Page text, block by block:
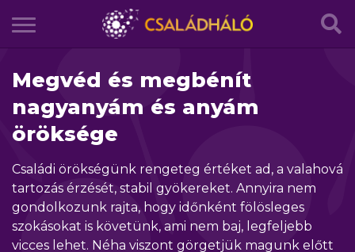
Megvéd és megbénít
nagyanyám és anyám
öröksége
Családi örökségünk rengeteg értéket ad, a valahová
tartozás érzését, stabil gyökereket. Annyira nem
gondolkozunk rajta, hogy időnként fölösleges
szokásokat is követünk, ami nem baj, legfeljebb
vicces lehet. Néha viszont görgetjük magunk előtt